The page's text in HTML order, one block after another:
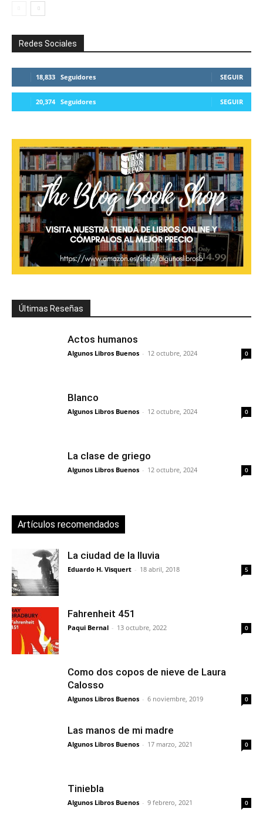
Redes Sociales
18,833 Seguidores SEGUIR
20,374 Seguidores SEGUIR
Últimas Reseñas
Actos humanos
Algunos Libros Buenos - 12 octubre, 2024 0
Blanco
Algunos Libros Buenos - 12 octubre, 2024 0
La clase de griego
Algunos Libros Buenos - 12 octubre, 2024 0
Artículos recomendados
La ciudad de la lluvia
Eduardo H. Visquert - 18 abril, 2018 5
Fahrenheit 451
Paqui Bernal - 13 octubre, 2022 0
Como dos copos de nieve de Laura
Calosso
Algunos Libros Buenos - 6 noviembre, 2019 0
Las manos de mi madre
Algunos Libros Buenos - 17 marzo, 2021 0
Tiniebla
Algunos Libros Buenos - 9 febrero, 2021 0